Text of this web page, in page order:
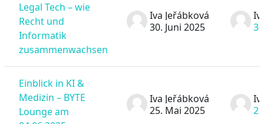
Legal Tech – wie
Recht und
Informatik
zusammenwachsen
Iva Jeřábková
30. Juni 2025
Einblick in KI &
Medizin – BYTE
Lounge am
Iva Jeřábková
25. Mai 2025